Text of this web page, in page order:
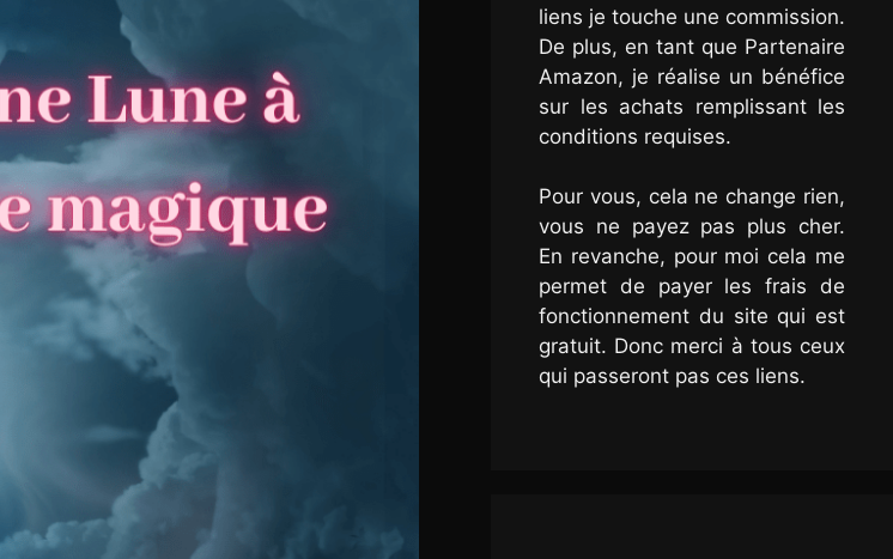
liens je touche une commission.
De plus, en tant que Partenaire
Amazon, je réalise un bénéfice
sur les achats remplissant les
conditions requises.
Pour vous, cela ne change rien,
vous ne payez pas plus cher.
En revanche, pour moi cela me
permet de payer les frais de
fonctionnement du site qui est
gratuit. Donc merci à tous ceux
qui passeront pas ces liens.